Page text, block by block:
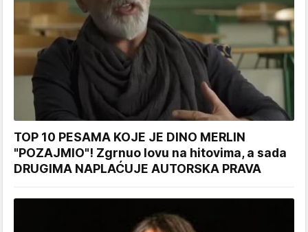
TOP 10 PESAMA KOJE JE DINO MERLIN
"POZAJMIO"! Zgrnuo lovu na hitovima, a sada
DRUGIMA NAPLAĆUJE AUTORSKA PRAVA